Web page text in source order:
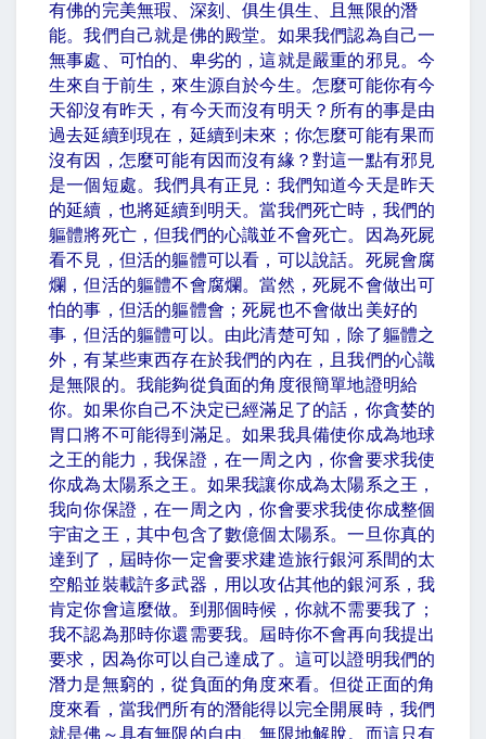
有佛的完美無瑕、深刻、俱生俱生、且無限的潛
能。我們自己就是佛的殿堂。如果我們認為自己一
無事處、可怕的、卑劣的，這就是嚴重的邪見。今
生來自于前生，來生源自於今生。怎麼可能你有今
天卻沒有昨天，有今天而沒有明天？所有的事是由
過去延續到現在，延續到未來；你怎麼可能有果而
沒有因，怎麼可能有因而沒有緣？對這一點有邪見
是一個短處。我們具有正見：我們知道今天是昨天
的延續，也將延續到明天。當我們死亡時，我們的
軀體將死亡，但我們的心識並不會死亡。因為死屍
看不見，但活的軀體可以看，可以說話。死屍會腐
爛，但活的軀體不會腐爛。當然，死屍不會做出可
怕的事，但活的軀體會；死屍也不會做出美好的
事，但活的軀體可以。由此清楚可知，除了軀體之
外，有某些東西存在於我們的內在，且我們的心識
是無限的。我能夠從負面的角度很簡單地證明給
你。如果你自己不決定已經滿足了的話，你貪婪的
胃口將不可能得到滿足。如果我具備使你成為地球
之王的能力，我保證，在一周之內，你會要求我使
你成為太陽系之王。如果我讓你成為太陽系之王，
我向你保證，在一周之內，你會要求我使你成整個
宇宙之王，其中包含了數億個太陽系。一旦你真的
達到了，屆時你一定會要求建造旅行銀河系間的太
空船並裝載許多武器，用以攻佔其他的銀河系，我
肯定你會這麼做。到那個時候，你就不需要我了；
我不認為那時你還需要我。屆時你不會再向我提出
要求，因為你可以自己達成了。這可以證明我們的
潛力是無窮的，從負面的角度來看。但從正面的角
度來看，當我們所有的潛能得以完全開展時，我們
就是佛～具有無限的自由、無限地解脫。而這只有